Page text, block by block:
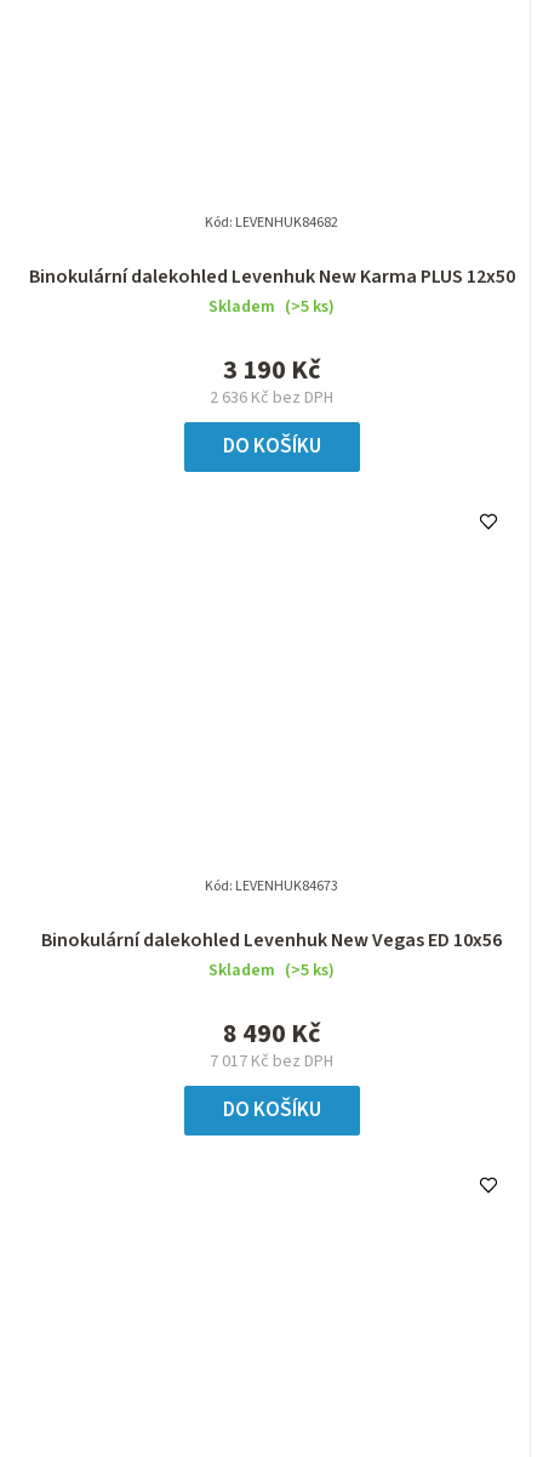
Binokulární dalekohled Levenhuk New Karma PLUS 12x50
Skladem (>5 ks)
2 636 Kč bez DPH
3 190 Kč
DO KOŠÍKU
Kód: LEVENHUK84682
Binokulární dalekohled Levenhuk New Vegas ED 10x56
Skladem (>5 ks)
7 017 Kč bez DPH
8 490 Kč
DO KOŠÍKU
Kód: LEVENHUK84673